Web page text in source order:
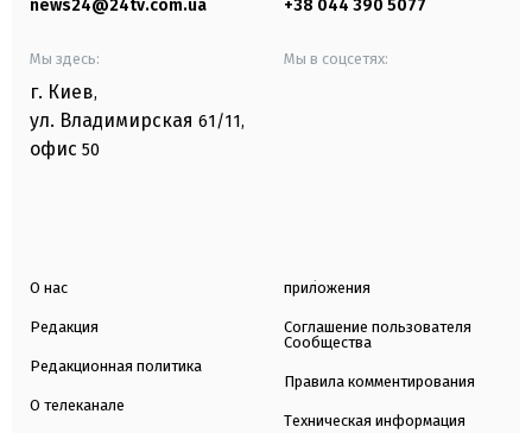
news24@24tv.com.ua +38 044 390 5077
Мы здесь:
г. Киев,
ул. Владимирская 61/11,
офис 50
Мы в соцсетях:
О нас
Редакция
Редакционная политика
О телеканале
приложения
Соглашение пользователя
Сообщества
Правила комментирования
Техническая информация